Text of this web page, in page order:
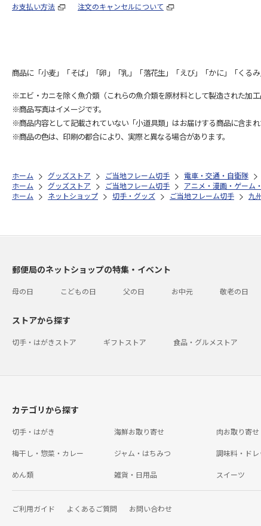
お支払い方法 注文のキャンセルについて
商品に「小麦」「そば」「卵」「乳」「落花生」「えび」「かに」「くる
※エビ・カニを除く魚介類（これらの魚介類を原材料として製造された加
※商品写真はイメージです。
※商品内容として記載されていない「小道具類」はお届けする商品に含まれ
※商品の色は、印刷の都合により、実際と異なる場合があります。
ホーム グッズストア ご当地フレーム切手 電車・交通・自衛隊
ホーム
グッズストア ご当地フレーム切手 アニメ・漫画・ゲーム
ホーム
ネットショップ 切手・グッズ ご当地フレーム切手 九
郵便局のネットショップの特集・イベント
母の日 こどもの日 父の日 お中元 敬老の日
ストアから探す
切手・はがきストア ギフトストア 食品・グルメストア
カテゴリから探す
切手・はがき 海鮮お取り寄せ 肉お取り寄せ
梅干し・惣菜・カレー ジャム・はちみつ 調味料・ド
めん類 雑貨・日用品 スイーツ
ご利用ガイド よくあるご質問 お問い合わせ